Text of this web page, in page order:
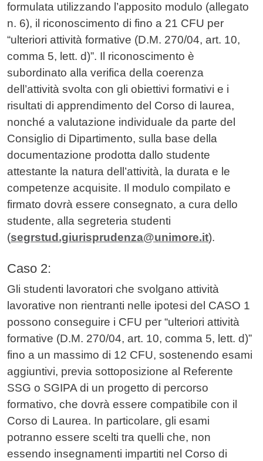
formulata utilizzando l’apposito modulo (allegato
n. 6), il riconoscimento di fino a 21 CFU per
“ulteriori attività formative (D.M. 270/04, art. 10,
comma 5, lett. d)”. Il riconoscimento è
subordinato alla verifica della coerenza
dell’attività svolta con gli obiettivi formativi e i
risultati di apprendimento del Corso di laurea,
nonché a valutazione individuale da parte del
Consiglio di Dipartimento, sulla base della
documentazione prodotta dallo studente
attestante la natura dell’attività, la durata e le
competenze acquisite. Il modulo compilato e
firmato dovrà essere consegnato, a cura dello
studente, alla segreteria studenti
(segrstud.giurisprudenza@unimore.it).
Caso 2:
Gli studenti lavoratori che svolgano attività
lavorative non rientranti nelle ipotesi del CASO 1
possono conseguire i CFU per “ulteriori attività
formative (D.M. 270/04, art. 10, comma 5, lett. d)”
fino a un massimo di 12 CFU, sostenendo esami
aggiuntivi, previa sottoposizione al Referente
SSG o SGIPA di un progetto di percorso
formativo, che dovrà essere compatibile con il
Corso di Laurea. In particolare, gli esami
potranno essere scelti tra quelli che, non
essendo insegnamenti impartiti nel Corso di